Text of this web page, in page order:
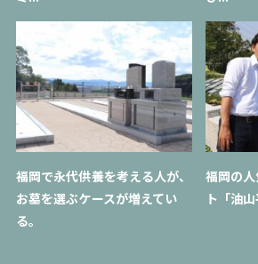
福岡で永代供養を考える人が、
お墓を選ぶケースが増えてい
る。
福岡の
ト「油山